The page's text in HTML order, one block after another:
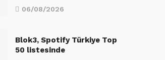
06/08/2026
Blok3, Spotify Türkiye Top
50 listesinde